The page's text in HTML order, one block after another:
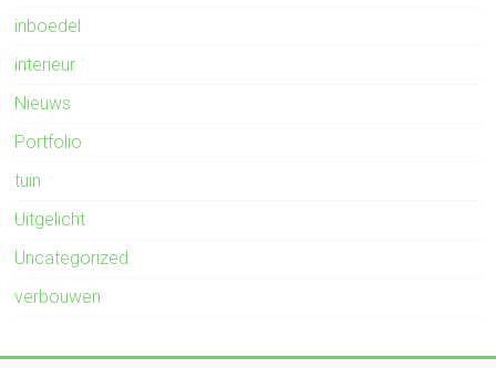
inboedel
interieur
Nieuws
Portfolio
tuin
Uitgelicht
Uncategorized
verbouwen